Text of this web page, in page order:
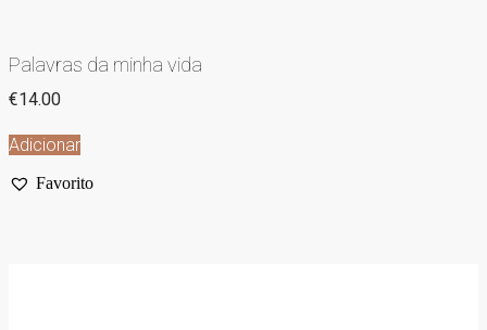
Palavras da minha vida
€14.00
Adicionar
Favorito